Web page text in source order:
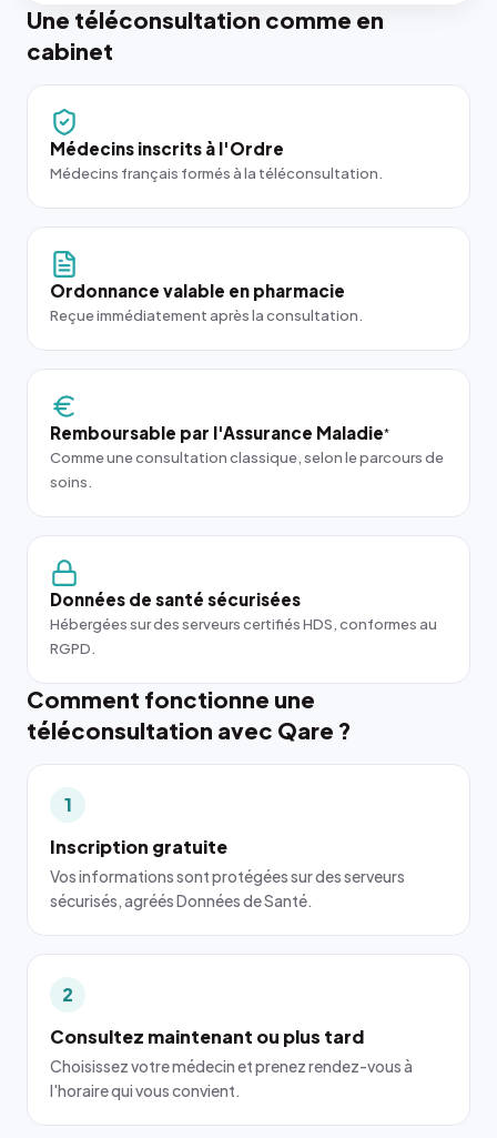
Une téléconsultation comme en
cabinet
Médecins inscrits à l'Ordre
Médecins français formés à la téléconsultation.
Ordonnance valable en pharmacie
Reçue immédiatement après la consultation.
Remboursable par l'Assurance Maladie*
Comme une consultation classique, selon le parcours de
soins.
Données de santé sécurisées
Hébergées sur des serveurs certifiés HDS, conformes au
RGPD.
Comment fonctionne une
téléconsultation avec Qare ?
1
Inscription gratuite
Vos informations sont protégées sur des serveurs
sécurisés, agréés Données de Santé.
2
Consultez maintenant ou plus tard
Choisissez votre médecin et prenez rendez-vous à
l'horaire qui vous convient.